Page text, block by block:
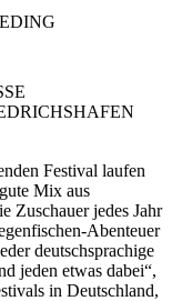
Festival laufen
Mix aus
Zuschauer jedes Jahr
Abenteuer
deutschsprachige
jeden etwas dabei“,
in Deutschland,